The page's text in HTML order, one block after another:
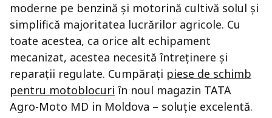
moderne pe benzină și motorină cultivă solul și
simplifică majoritatea lucrărilor agricole. Cu
toate acestea, ca orice alt echipament
mecanizat, acestea necesită întreținere și
reparații regulate. Cumpărați piese de schimb
pentru motoblocuri în noul magazin TATA
Agro-Moto MD in Moldova – soluție excelentă.